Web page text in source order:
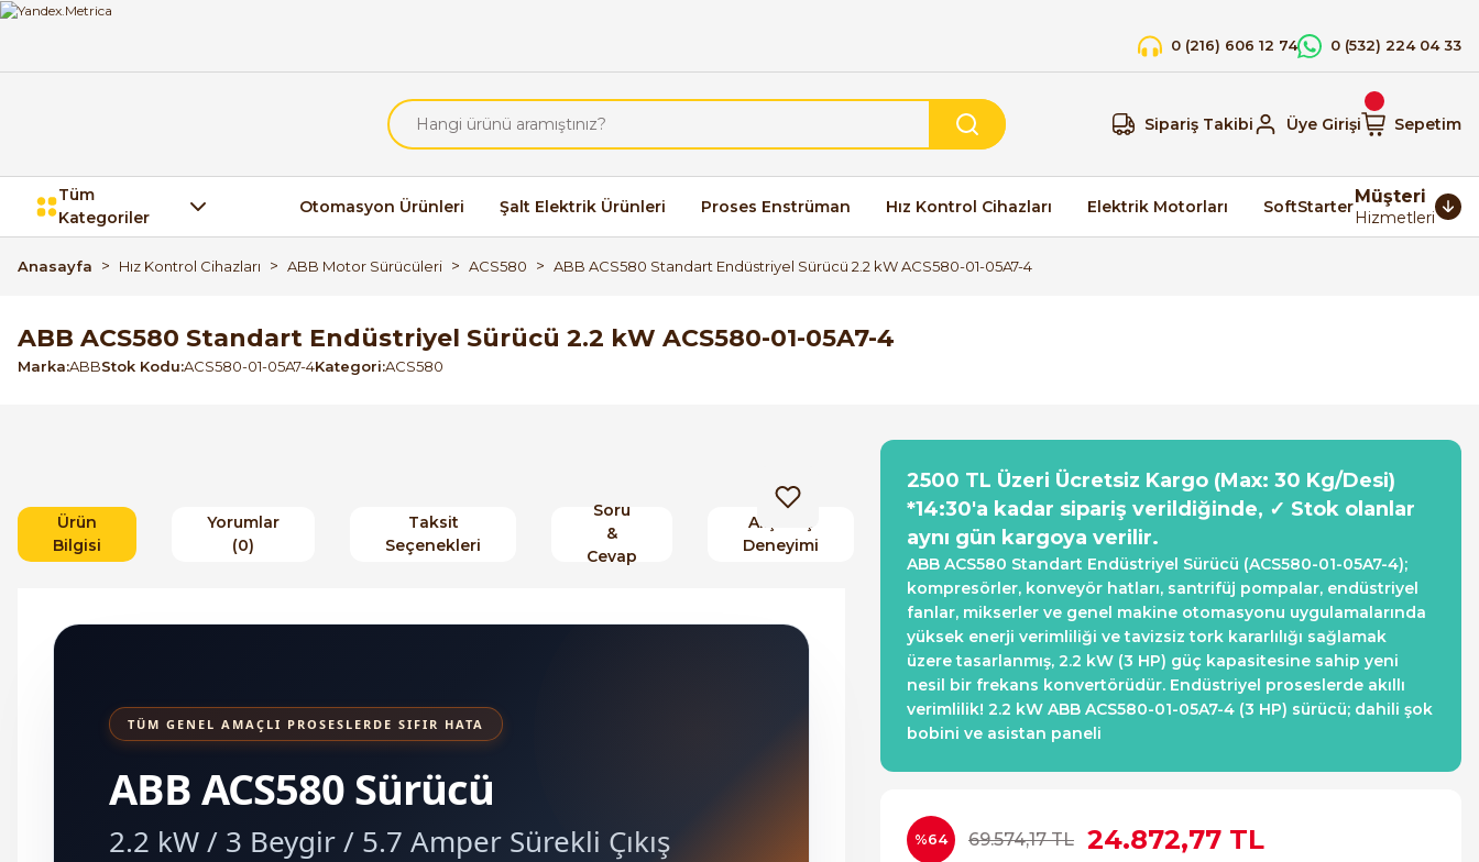
0 (216) 606 12 74 0 (532) 224 04 33
Sipariş Takibi Üye Girişi Sepetim
Tüm
Kategoriler
Otomasyon Ürünleri Şalt Elektrik Ürünleri Proses Enstrüman Hız Kontrol Cihazları Elektrik Motorları SoftStarterMüşteri
Hizmetleri
Anasayfa Hız Kontrol Cihazları ABB Motor Sürücüleri ACS580 ABB ACS580 Standart Endüstriyel Sürücü 2.2 kW ACS580-01-05A7-4
ABB ACS580 Standart Endüstriyel Sürücü 2.2 kW ACS580-01-05A7-4
Marka ABBStok Kodu ACS580-01-05A7-4Kategori ACS580
Ürün
Bilgisi
Yorumlar
(0)
Taksit
Seçenekleri
Soru
&
Cevap
Alışveriş
Deneyimi
TÜM GENEL AMAÇLI PROSESLERDE SIFIR HATA
ABB ACS580 Sürücü
2.2 kW / 3 Beygir / 5.7 Amper Sürekli Çıkış
2500 TL Üzeri Ücretsiz Kargo (Max: 30 Kg/Desi)
*14:30'a kadar sipariş verildiğinde, ✓ Stok olanlar
aynı gün kargoya verilir.
ABB ACS580 Standart Endüstriyel Sürücü (ACS580-01-05A7-4);
kompresörler, konveyör hatları, santrifüj pompalar, endüstriyel
fanlar, mikserler ve genel makine otomasyonu uygulamalarında
yüksek enerji verimliliği ve tavizsiz tork kararlılığı sağlamak
üzere tasarlanmış, 2.2 kW (3 HP) güç kapasitesine sahip yeni
nesil bir frekans konvertörüdür. Endüstriyel proseslerde akıllı
verimlilik! 2.2 kW ABB ACS580-01-05A7-4 (3 HP) sürücü; dahili şok
bobini ve asistan paneli
%64 69.574,17 TL 24.872,77 TL